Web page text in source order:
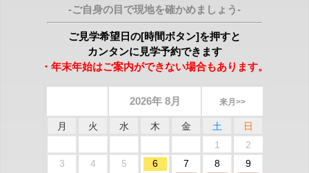
-ご自身の目で現地を確かめましょう-
ご見学希望日の[時間ボタン]を押すと
カンタンに見学予約できます
・年末年始はご案内ができない場合もあります。
2026年 8月 来月>>
月 火 水 木 金 土
日
1
2
3
4 5 6 7 8 9